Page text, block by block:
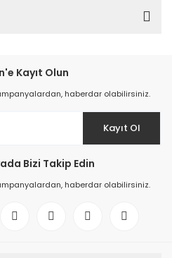
Kayıt Olun
haberdar olabilirsiniz.
Kayıt Ol
Bizi Takip Edin
haberdar olabilirsiniz.